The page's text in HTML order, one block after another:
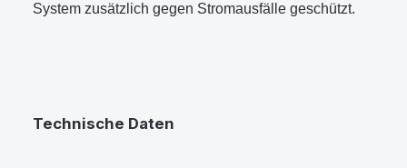
System zusätzlich gegen Stromausfälle geschützt.
Technische Daten